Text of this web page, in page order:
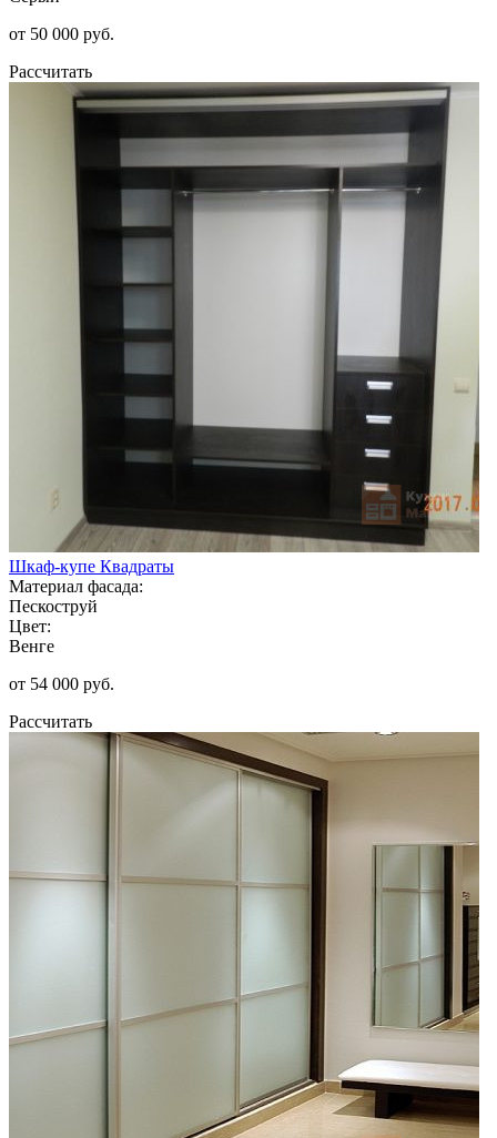
от 50 000 руб.
Рассчитать
Шкаф-купе Квадраты
Материал фасада:
Пескоструй
Цвет:
Венге
от 54 000 руб.
Рассчитать